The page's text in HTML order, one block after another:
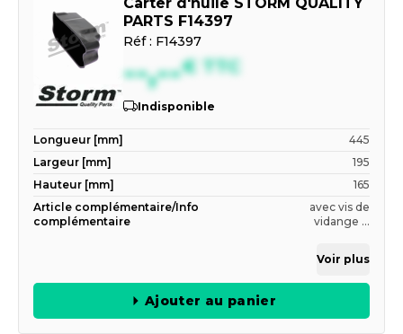
PARTS F14397
Réf : F14397
--,--€ TTC
Indisponible
Longueur [mm]
445
Largeur [mm]
195
Hauteur [mm]
165
Article complémentaire/Info
complémentaire
avec vis de
vidange ...
Voir plus
Ajouter au panier